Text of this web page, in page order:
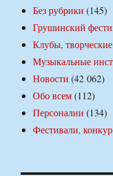
Без рубрики (145)
Грушинский
Клубы,
Музыкальные
Новости (42 062)
Обо всем(112)
Персоналии (134)
Фестивали,